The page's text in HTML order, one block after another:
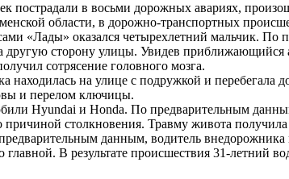
пострадали в восьми дорожных авариях,
области, в дорожно-транспортных
«Лады» оказался четырехлетний мальчик. По
другую сторону улицы. Увидев
сотрясение головного мозга.
на улице с подружкой и перебегала
и перелом ключицы.
Hyundai и Honda. По предварительным
столкновения. Травму живота
данным, водитель внедорожника
В результате происшествия 31-летний